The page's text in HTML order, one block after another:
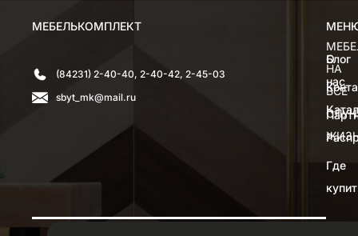
МЕБЕЛЬКОМПЛЕКТ
(84231) 2-40-40, 2-40-42, 2-45-03
sbyt_mk@mail.ru
О
нас
Где
Блог
НА
ВСЕ